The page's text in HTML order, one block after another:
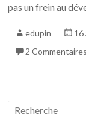
pas un frein au
edupin 16
2 Commentaires